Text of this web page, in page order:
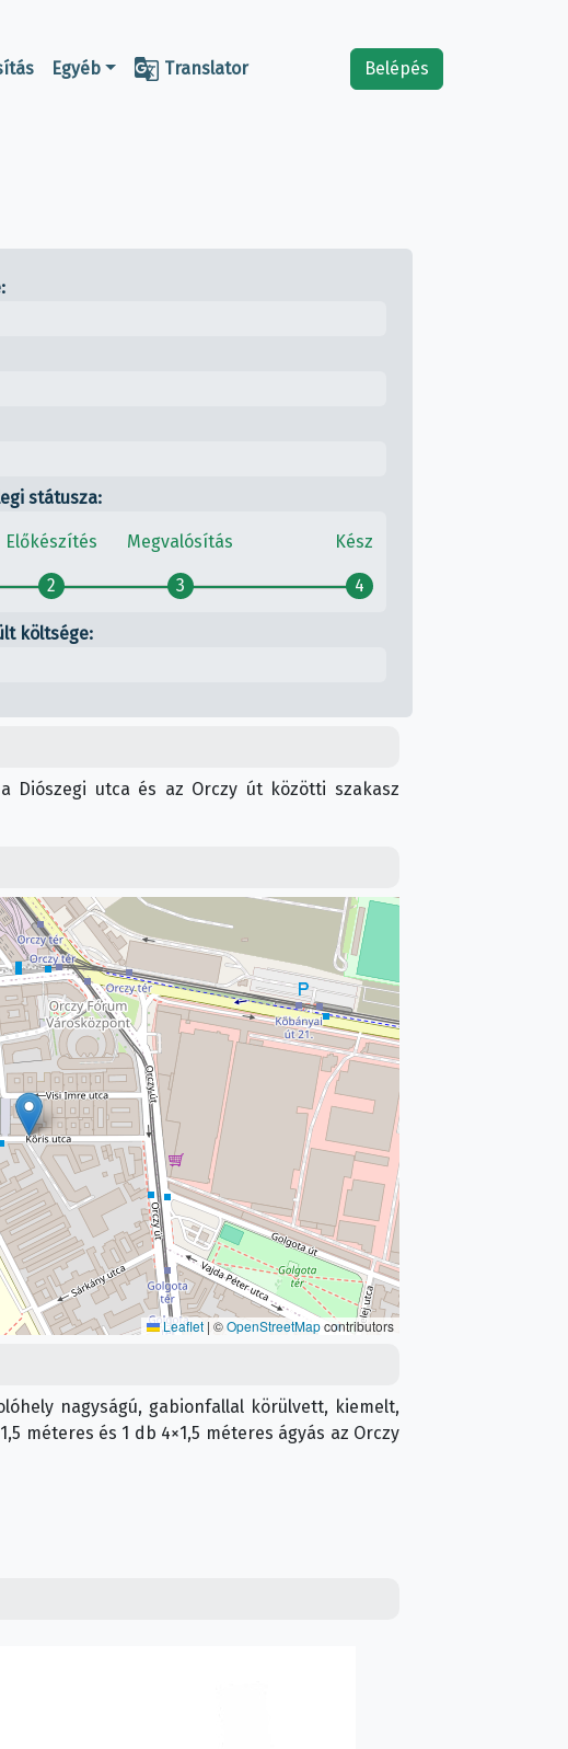
Egyéb  Translator Belépés
státusza:
Előkészítés Megvalósítás Kész
2 3 4
költsége:
Diószegi utca és az Orczy út közötti szakasz
Leaflet | ©OpenStreetMapcontributors
nagyságú, gabionfallal körülvett, kiemelt,
méteres és 1 db 4×1,5 méteres ágyás az Orczy